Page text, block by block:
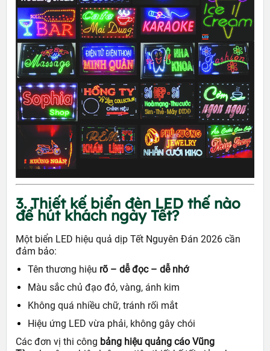
3. Thiết kế biển đèn LED thế nào
để hút khách ngày Tết?
Một biển LED hiệu quả dịp Tết Nguyên Đán 2026 cần
đảm bảo:
Tên thương hiệu rõ – dễ đọc – dễ nhớ
Màu sắc chủ đạo đỏ, vàng, ánh kim
Không quá nhiều chữ, tránh rối mắt
Hiệu ứng LED vừa phải, không gây chói
Các đơn vị thi công bảng hiệu quảng cáo Vũng